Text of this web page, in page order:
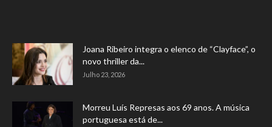
Joana Ribeiro integra o elenco de “Clayface”, o
novo thriller da...
Julho 23, 2026
Morreu Luís Represas aos 69 anos. A música
portuguesa está de...